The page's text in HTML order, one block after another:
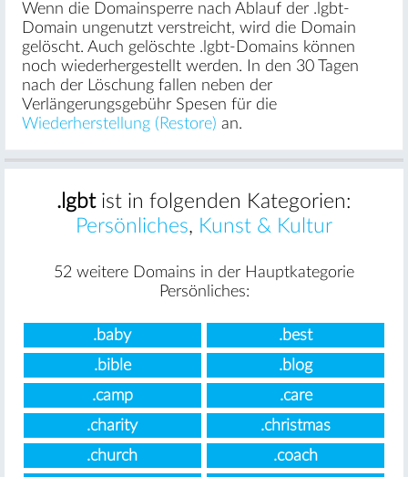
Wenn die Domainsperre nach Ablauf der .lgbt-
Domain ungenutzt verstreicht, wird die Domain
gelöscht. Auch gelöschte .lgbt-Domains können
noch wiederhergestellt werden. In den 30 Tagen
nach der Löschung fallen neben der
Verlängerungsgebühr Spesen für die
Wiederherstellung (Restore) an.
.lgbtist in folgenden Kategorien:
Persönliches, Kunst & Kultur
52 weitere Domains in der Hauptkategorie
Persönliches:
.baby
.best
.bible
.blog
.camp
.care
.charity
.christmas
.church
.coach